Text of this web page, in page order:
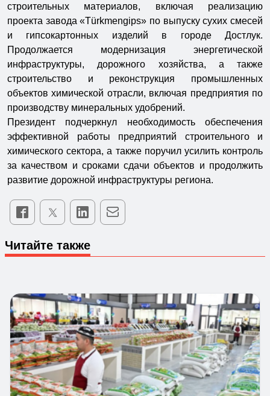
строительных материалов, включая реализацию
проекта завода «Türkmengips» по выпуску сухих смесей
и гипсокартонных изделий в городе Достлук.
Продолжается модернизация энергетической
инфраструктуры, дорожного хозяйства, а также
строительство и реконструкция промышленных
объектов химической отрасли, включая предприятия по
производству минеральных удобрений.
Президент подчеркнул необходимость обеспечения
эффективной работы предприятий строительного и
химического сектора, а также поручил усилить контроль
за качеством и сроками сдачи объектов и продолжить
развитие дорожной инфраструктуры региона.
Читайте также